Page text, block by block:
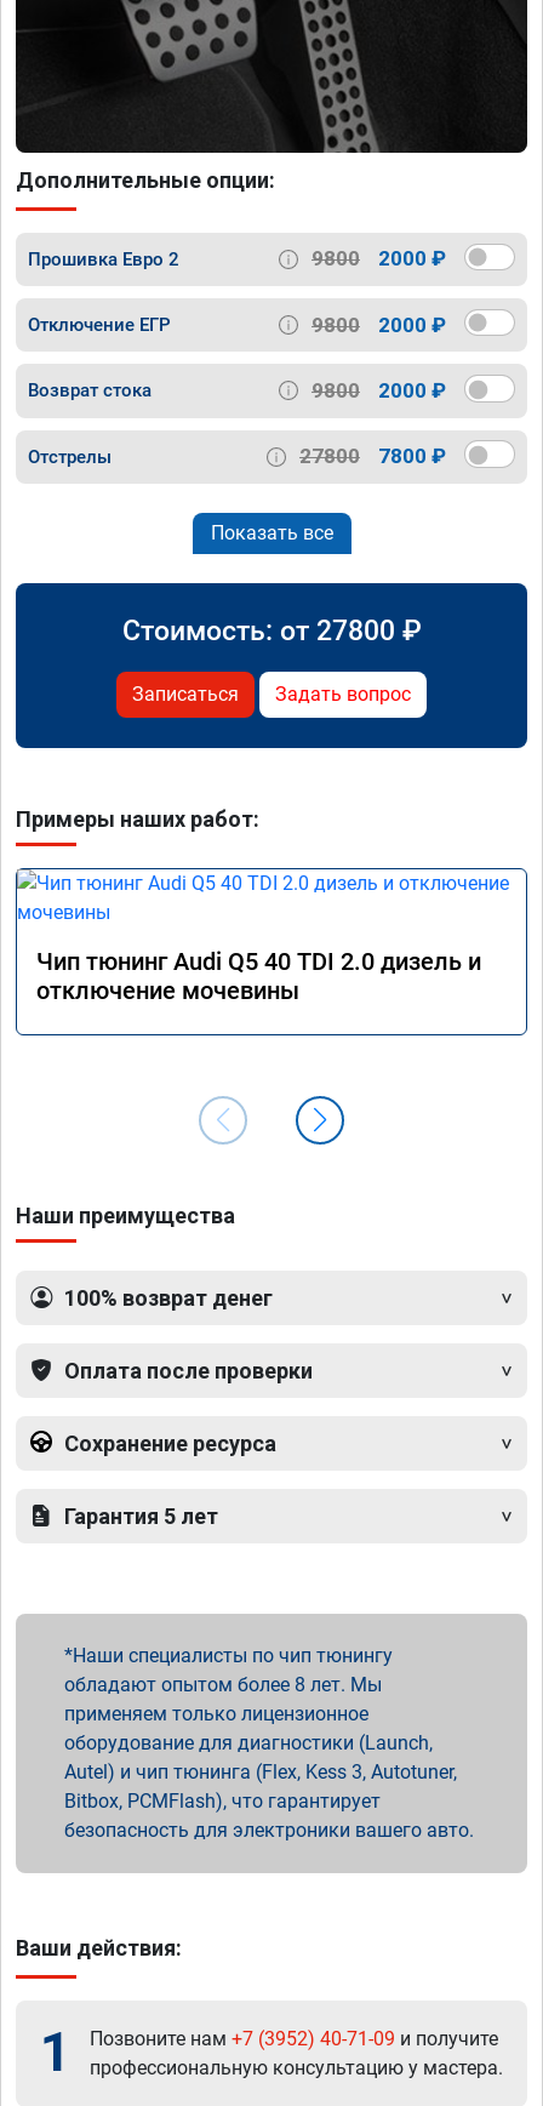
Дополнительные опции:
Прошивка Евро 2 9800 2000 ₽
Отключение ЕГР 9800 2000 ₽
Возврат стока 9800 2000 ₽
Отстрелы 27800 7800 ₽
Показать все
Стоимость: от 27800 ₽
Записаться Задать вопрос
Примеры наших работ:
Чип тюнинг Audi Q5 40 TDI 2.0 дизель и
отключение мочевины
Наши преимущества
100% возврат денег
Оплата после проверки
Сохранение ресурса
Гарантия 5 лет
Наши специалисты по чип тюнингу
обладают опытом более 8 лет. Мы
применяем только лицензионное
оборудование для диагностики (Launch,
Autel) и чип тюнинга (Flex, Kess 3, Autotuner,
Bitbox, PCMFlash), что гарантирует
безопасность для электроники вашего авто.
Ваши действия:
1 Позвоните нам +7 (3952) 40-71-09 и получите
профессиональную консультацию у мастера.